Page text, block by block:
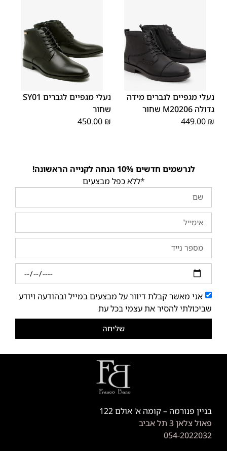
נעלי מגפיים לגברים מידה
גדולה M20206 שחור
449.00 ₪
40
41
42
43
נעלי מגפיים לגברים SY01
שחור
450.00 ₪
לנרשמים חדשים 10% הנחה לקנייה הראשונה!
*ללא כפל מבצעים
אני מאשר קבלת דיוור על מבצעים במייל ובהודעה ויודע
שביכולתי להסיר את עצמי בכל עת
שליחה
בניין פנורמה – קומה א' אולם 122
פאול צלאן 3 תל אביב
054-2022032